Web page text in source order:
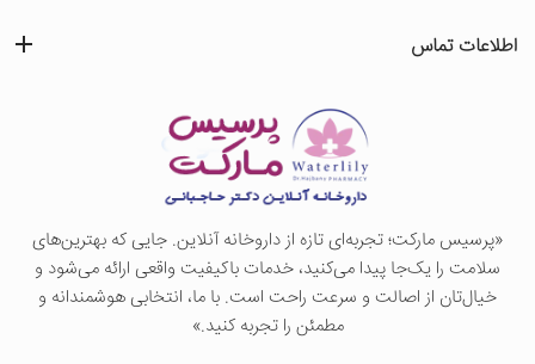
«پرسيس ماركت؛ تجربه‌ای تازه از داروخانه آنلاین. جایی که بهترین‌های
سلامت را یک‌جا پیدا می‌کنید، خدمات باکیفیت واقعی ارائه می‌شود و
خیال‌تان از اصالت و سرعت راحت است. با ما، انتخابی هوشمندانه و
مطمئن را تجربه کنید.»
اطلاعات تماس